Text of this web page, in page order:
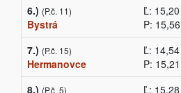
6.) (P.č. 11)
Bystrá
Ľ: 15,20
P: 15,56
7.) (P.č. 15)
Hermanovce
Ľ: 14,54
P: 15,21
8.) (P.č. 5)
Ľ: 15,28